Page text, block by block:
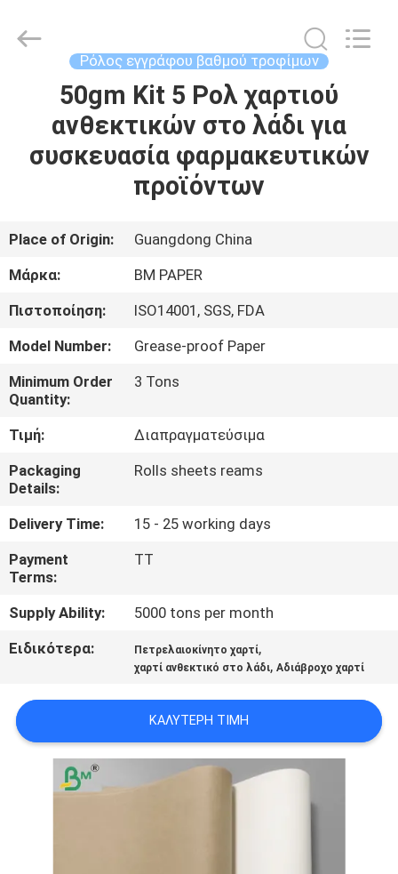
ΣΠΊΤΙ
ΠΡΟΪΌΝΤΑ
ΜΕ
ΕΜΆΣ
ΕΠΙΣΚΕΨΉ
ΕΡΓΟΣΤΑΣΊΟΥ
ΈΛΕΓΧΟΣ
ΠΟΙΌΤΗΤΑΣ
ΕΠΙΚΟΙΝΩΝΉΣΤΕ
ΜΑΖΊ
ΜΑΣ
ΕΙΔΉΣΕΙΣ
SITEMAP
ΠΟΛΙΤΙΚΉ
BMPAPER
CO.,LTD.
Ρόλος εγγράφου βαθμού τροφίμων
50gm Kit 5 Ρολ χαρτιού
ανθεκτικών στο λάδι για
συσκευασία φαρμακευτικών
προϊόντων
Place of Origin:
Guangdong China
Μάρκα:
BM PAPER
Πιστοποίηση:
ISO14001, SGS, FDA
Model Number:
Grease-proof Paper
Minimum Order
Quantity:
3 Tons
Τιμή:
Διαπραγματεύσιμα
Packaging
Details:
Rolls sheets reams
Delivery Time:
15 - 25 working days
Payment
Terms:
TT
Supply Ability:
5000 tons per month
Ειδικότερα:
Πετρελαιοκίνητο χαρτί,
χαρτί ανθεκτικό στο λάδι,Αδιάβροχο χαρτί
ΚΑΛΎΤΕΡΗ ΤΙΜΉ